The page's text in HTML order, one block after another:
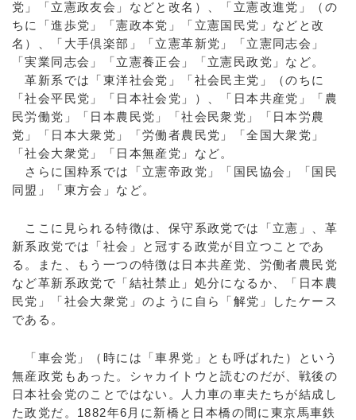
党」「立憲政友会」などと改名）、「立憲改進党」（の
ちに「進歩党」「憲政本党」「立憲国民党」などと改
名）、「大手倶楽部」「立憲革新党」「立憲同志会」
「実業同志会」「立憲養正会」「立憲民政党」など。
革新系では「東洋社会党」「社会民主党」（のちに
「社会平民党」「日本社会党」）、「日本共産党」「農
民労働党」「日本農民党」「社会民衆党」「日本労農
党」「日本大衆党」「労働者農民党」「全国大衆党」
「社会大衆党」「日本無産党」など。
さらに国粋系では「立憲帝政党」「国民協会」「国民
同盟」「東方会」など。
ここに見られる特徴は、保守系政党では「立憲」、革
新系政党では「社会」と冠する政党が目立つことであ
る。また、もう一つの特徴は日本共産党、労働者農民党
など革新系政党で「結社禁止」処分になるか、「日本農
民党」「社会大衆党」のように自ら「解党」したケース
である。
「車会党」（時には「車界党」とも呼ばれた）という
無産政党もあった。シャカイトウと読むのだが、戦後の
日本社会党のことではない。人力車の車夫たちが結成し
た政党だ。1882年6月に新橋と日本橋の間に東京馬車鉄